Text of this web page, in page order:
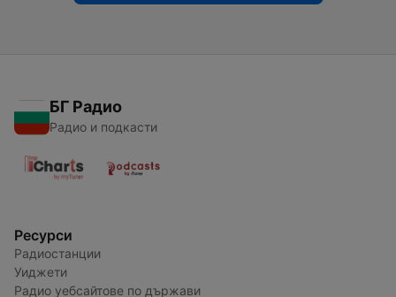
БГ Радио
Радио и подкасти
Ресурси
Радиостанции
Уиджети
Радио уебсайтове по държави